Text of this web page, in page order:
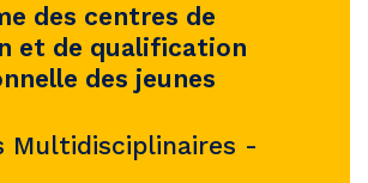
des centres de
et de qualification
des jeunes
Multidisciplinaires -